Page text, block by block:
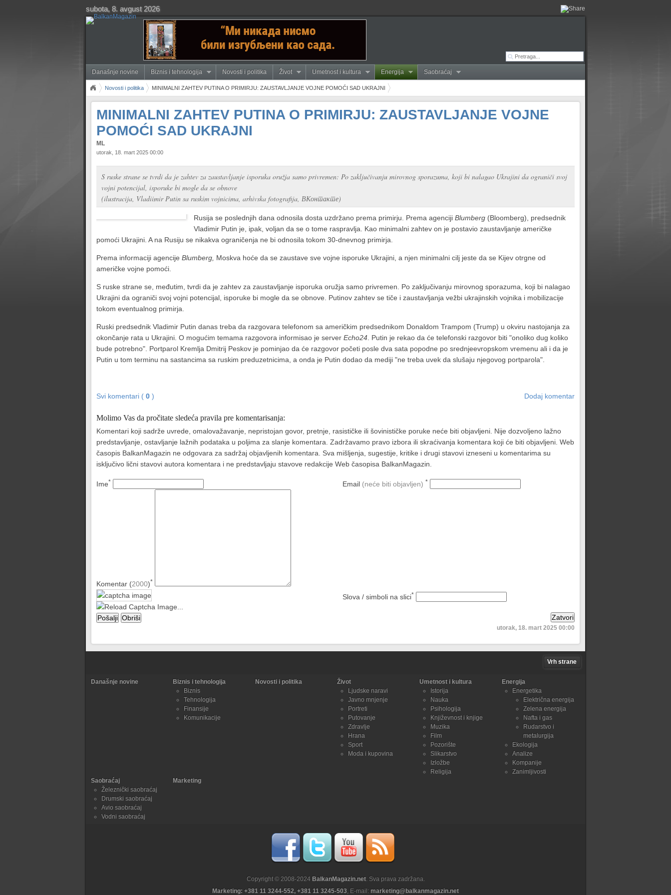
subota, 8. avgust 2026
Današnje novine Biznis i tehnologija Novosti i politika Život Umetnost i kultura Energija Saobraćaj
Novosti i politika MINIMALNI ZAHTEV PUTINA O PRIMIRJU: ZAUSTAVLJANJE VOJNE POMOĆI SAD UKRAJNI
MINIMALNI ZAHTEV PUTINA O PRIMIRJU: ZAUSTAVLJANJE VOJNE
POMOĆI SAD UKRAJNI
ML
utorak, 18. mart 2025 00:00
S ruske strane se tvrdi da je zahtev za zaustavljanje isporuka oružja samo privremen: Po zaključivanju mirovnog sporazuma, koji bi nalagao Ukrajini da ograniči svoj
vojni potencijal, isporuke bi mogle da se obnove
(ilustracija, Vladiimir Putin sa ruskim vojnicima, arhivska fotografija, ВКонтакте)
Rusija se poslednjih dana odnosila dosta uzdržano prema primirju. Prema agenciji Blumberg (Bloomberg), predsednik
Vladimir Putin je, ipak, voljan da se o tome raspravlja. Kao minimalni zahtev on je postavio zaustavljanje američke
pomoći Ukrajini. A na Rusiju se nikakva ograničenja ne bi odnosila tokom 30-dnevnog primirja.
Prema informaciji agencije Blumberg, Moskva hoće da se zaustave sve vojne isporuke Ukrajini, a njen minimalni cilj jeste da se Kijev otrgne od
američke vojne pomoći.
S ruske strane se, međutim, tvrdi da je zahtev za zaustavljanje isporuka oružja samo privremen. Po zaključivanju mirovnog sporazuma, koji bi nalagao
Ukrajini da ograniči svoj vojni potencijal, isporuke bi mogle da se obnove. Putinov zahtev se tiče i zaustavljanja vežbi ukrajinskih vojnika i mobilizacije
tokom eventualnog primirja.
Ruski predsednik Vladimir Putin danas treba da razgovara telefonom sa američkim predsednikom Donaldom Trampom (Trump) u okviru nastojanja za
okončanje rata u Ukrajini. O mogućim temama razgovora informisao je server Echo24 . Putin je rekao da će telefonski razgovor biti "onoliko dug koliko
bude potrebno". Portparol Kremlja Dmitrij Peskov je pominjao da će razgovor početi posle dva sata popodne po srednjeevropskom vremenu ali i da je
Putin u tom terminu na sastancima sa ruskim preduzetnicima, a onda je Putin dodao da mediji "ne treba uvek da slušaju njegovog portparola".
Svi komentari ( 0 ) Dodaj komentar
Molimo Vas da pročitate sledeća pravila pre komentarisanja:
Komentari koji sadrže uvrede, omalovažavanje, nepristojan govor, pretnje, rasističke ili šovinističke poruke neće biti objavljeni. Nije dozvoljeno lažno
predstavljanje, ostavljanje lažnih podataka u poljima za slanje komentara. Zadržavamo pravo izbora ili skraćivanja komentara koji će biti objavljeni. Web
časopis BalkanMagazin ne odgovara za sadržaj objavljenih komentara. Sva mišljenja, sugestije, kritike i drugi stavovi izneseni u komentarima su
isključivo lični stavovi autora komentara i ne predstavljaju stavove redakcije Web časopisa BalkanMagazin.
Ime* Email (neće biti objavljen) *
Komentar (2000)*
Slova / simboli na slici*
utorak, 18. mart 2025 00:00
Vrh strane
Današnje novine
Biznis i tehnologija
Biznis
Tehnologija
Finansije
Komunikacije
Novosti i politika
Život
Ljudske naravi
Javno mnjenje
Portreti
Putovanje
Zdravlje
Hrana
Sport
Moda i kupovina
Umetnost i kultura
Istorija
Nauka
Psihologija
Književnost i knjige
Muzika
Film
Pozorište
Slikarstvo
Izložbe
Religija
Energija
Energetika
Električna energija
Zelena energija
Nafta i gas
Rudarstvo i
metalurgija
Ekologija
Analize
Kompanije
Zanimljivosti
Saobraćaj
Železnički saobraćaj
Drumski saobraćaj
Avio saobraćaj
Vodni saobraćaj
Marketing
Copyright © 2008-2024 BalkanMagazin.net. Sva prava zadržana.
Marketing: +381 11 3244-552, +381 11 3245-503, E-mail: marketing@balkanmagazin.net